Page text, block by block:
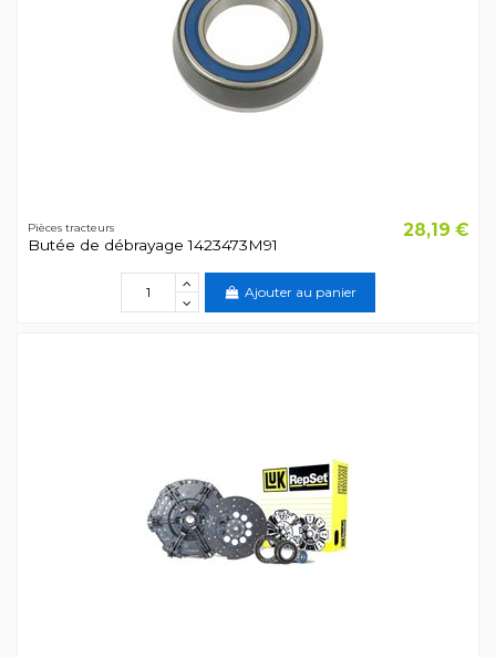
Pièces tracteurs
Butée de débrayage 1423473M91
28,19 €
Ajouter au panier